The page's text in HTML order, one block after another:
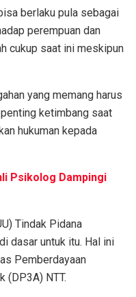
berlaku pula sebagai
perempuan dan
cukup saat ini meskipun
yang memang harus
ketimbang saat
hukuman kepada
Psikolog Dampingi
Tindak Pidana
dasar untuk itu. Hal ini
Pemberdayaan
(DP3A) NTT.